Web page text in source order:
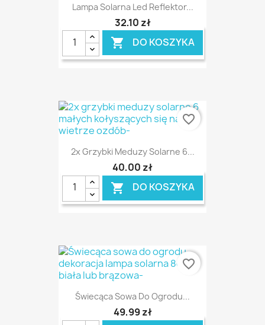
Lampa Solarna Led Reflektor...
32,10 zł
 DO KOSZYKA
2x Grzybki Meduzy Solarne 6...
40,00 zł
 DO KOSZYKA
favorite_border
Świecąca Sowa Do Ogrodu...
49,99 zł
favorite_border